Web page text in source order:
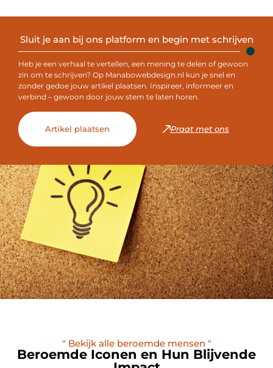
Sluit je aan bij ons platform en begin met schrijven
Heb je een verhaal te vertellen, een mening te delen of gewoon
zin om te schrijven? Op Manabowebdesign.nl kun je snel en
zonder gedoe jouw artikel plaatsen. Inspireer, informeer en
verbind – gewoon door jouw stem te laten horen.
Artikel plaatsen Praat met ons
" Bekijk alle beroemde mensen "
Beroemde Iconen en Hun Blijvende